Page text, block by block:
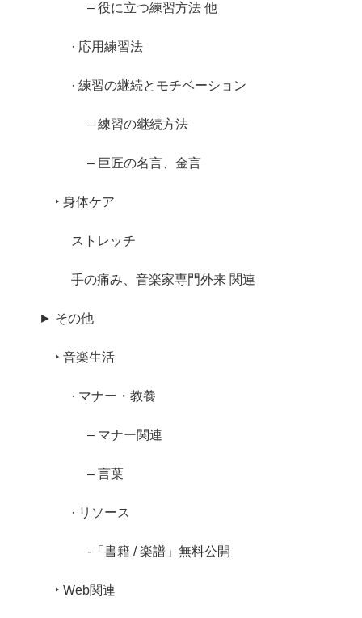
– 役に立つ練習方法 他
· 応用練習法
· 練習の継続とモチベーション
– 練習の継続方法
– 巨匠の名言、金言
‣ 身体ケア
ストレッチ
手の痛み、音楽家専門外来 関連
► その他
‣ 音楽生活
· マナー・教養
– マナー関連
– 言葉
· リソース
-「書籍 / 楽譜」無料公開
‣ Web関連